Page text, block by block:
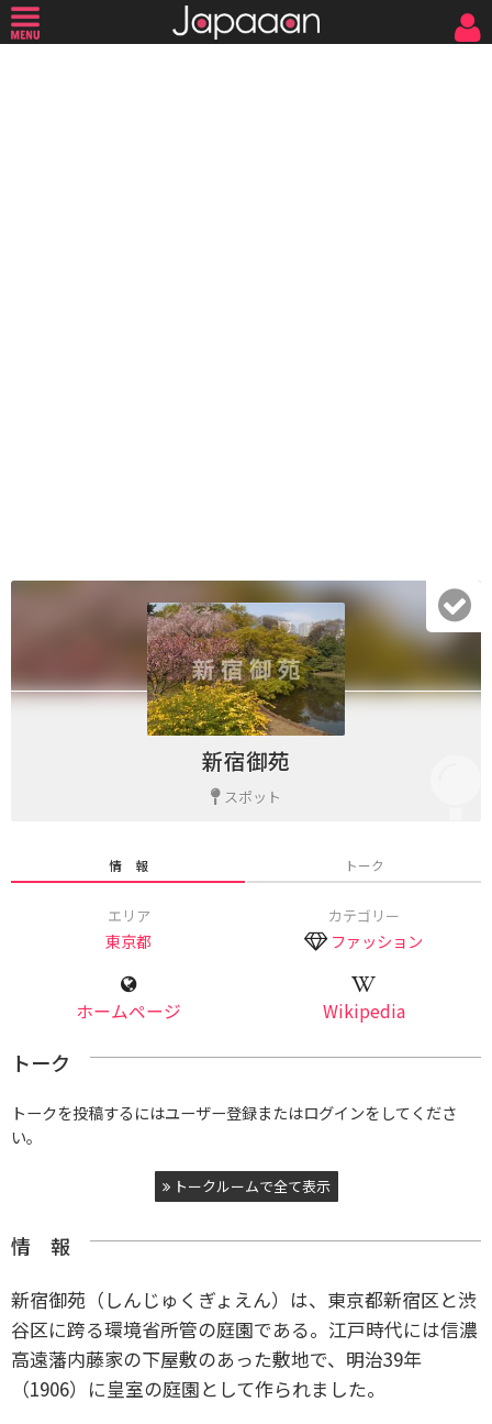
新宿御苑
スポット
情 報 トーク
エリア
東京都
カテゴリー
ファッション
ホームページ Wikipedia
トーク
トークを投稿するにはユーザー登録またはログインをしてくださ
い。
トークルームで全て表示
情 報
新宿御苑（しんじゅくぎょえん）は、東京都新宿区と渋
谷区に跨る環境省所管の庭園である。江戸時代には信濃
高遠藩内藤家の下屋敷のあった敷地で、明治39年
（1906）に皇室の庭園として作られました。